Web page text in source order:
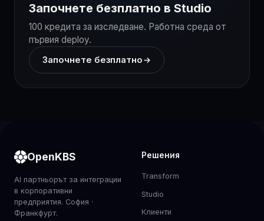
Започнете безплатно в Studio
100 кредита за изследване. Работна среда от
първия deploy.
Започнете безплатно
OpenKBS
AI партньорът за интеграции
в корпоративни
предприятия. София ·
Франкфурт.
Решения
Transform
Studio
Клиенти